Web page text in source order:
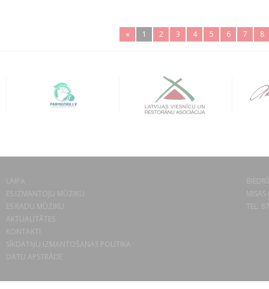
« 1 2 3 4 5 6 7 8
LAIPA
ES IZMANTOJU MŪZIKU
ES RADU MŪZIKU
AKTUALITĀTES
KONTAKTI
SĪKDATŅU IZMANTOŠANAS POLITIKA
DATU APSTRĀDE
TEL.